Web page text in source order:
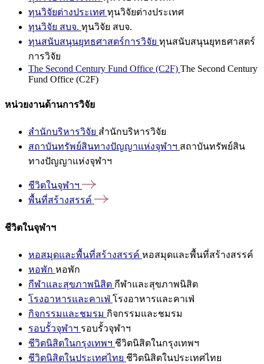
ทุนวิจัยต่างประเทศ ทุนวิจัยต่างประเทศ
ทุนวิจัย สบจ. ทุนวิจัย สบจ.
ทุนสนับสนุนยุทธศาสตร์การวิจัย ทุนสนับสนุนยุทธศาสตร์
การวิจัย
The Second Century Fund Office (C2F) The Second Century
Fund Office (C2F)
หน่วยงานด้านการวิจัย
สำนักบริหารวิจัย สำนักบริหารวิจัย
สถาบันทรัพย์สินทางปัญญาแห่งจุฬาฯ สถาบันทรัพย์สิน
ทางปัญญาแห่งจุฬาฯ
ชีวิตในจุฬาฯ
พื้นที่สร้างสรรค์
ชีวิตในจุฬาฯ
หอสมุดและพื้นที่สร้างสรรค์ หอสมุดและพื้นที่สร้างสรรค์
หอพัก หอพัก
กีฬาและสุขภาพนิสิต กีฬาและสุขภาพนิสิต
โรงอาหารและคาเฟ่ โรงอาหารและคาเฟ่
กิจกรรมและชมรม กิจกรรมและชมรม
รอบรั้วจุฬาฯ รอบรั้วจุฬาฯ
ชีวิตนิสิตในกรุงเทพฯ ชีวิตนิสิตในกรุงเทพฯ
ชีวิตนิสิตในประเทศไทย ชีวิตนิสิตในประเทศไทย